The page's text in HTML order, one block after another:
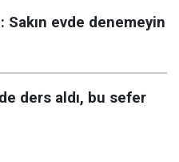
evde denemeyin
ders aldı, bu sefer